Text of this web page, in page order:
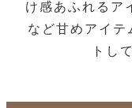
け感あふれるア
など甘めアイテ
トし